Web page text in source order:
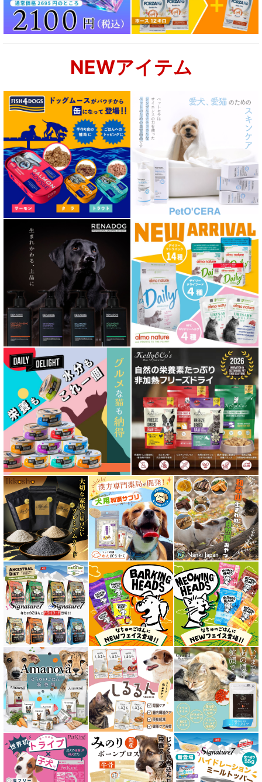
腎臓ケア対応ドッグフード
肝臓ケア対応ドッグフード
肥満ケア対応 フード for DOG
泌尿器ケア対応 フード for DOG
胃腸ケア対応 フード for DOG
口腔内・喉ケア対応商品 犬用
心臓ケア対応ドッグフード
皮膚・被毛ケア対応 フード for DOG
低脂肪 ドライフード for DOG
特集 ドッグフードの涙やけ対策
特集 穀物不使用 ドッグフード（ドライ）
フリーズドライ ドッグフード
エアドライ ドッグフード
愛猫用ウェット300円以下コーナー
全年齢対応 フード for CAT
キトン用 フード for CAT
成猫用 フード for CAT
シニア猫用 フード for CAT
皮膚・被毛ケア対応 フード for CAT
食物アレルギー対応キャットフード
腎臓ケア対応キャットフード
NEWアイテム